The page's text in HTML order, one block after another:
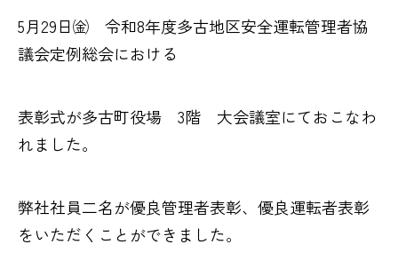
5月29日㈮ 令和8年度多古地区安全運転管理者協
議会定例総会における
表彰式が多古町役場 3階 大会議室にておこなわ
れました。
弊社社員二名が優良管理者表彰、優良運転者表彰
をいただくことができました。